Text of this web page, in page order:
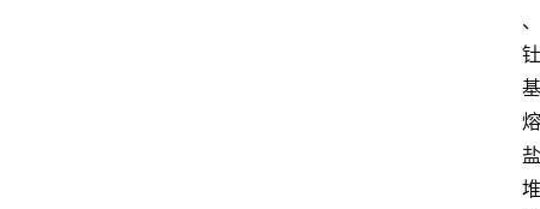
、
钍
基
熔
盐
堆